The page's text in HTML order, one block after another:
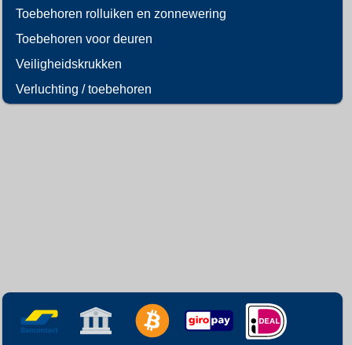
Toebehoren rolluiken en zonnewering
Toebehoren voor deuren
Veiligheidskrukken
Verluchting / toebehoren